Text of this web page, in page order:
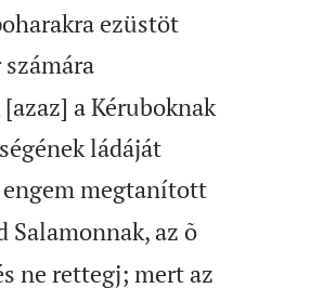
ezüstöt
a Kéruboknak
ládáját
megtanított
Salamonnak, az õ
ne rettegj; mert az